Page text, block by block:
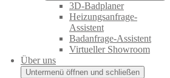
3D-Badplaner
Heizungsanfrage-
Assistent
Badanfrage-Assistent
Virtueller Showroom
Über uns
Untermenü öffnen und schließen